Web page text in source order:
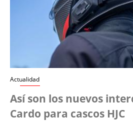
Actualidad
Así son los nuevos
Cardo para cascos HJC